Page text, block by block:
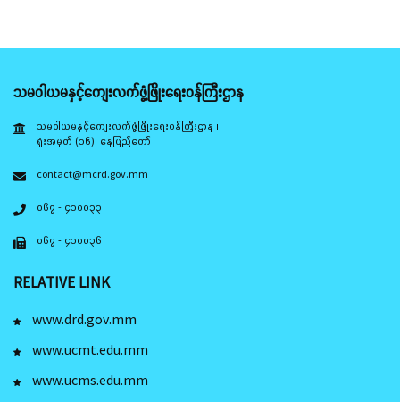
သမဝါယမနှင့်ကျေးလက်ဖွံ့ဖြိုးရေးဝန်ကြီးဌာန
သမဝါယမနှင့်ကျေးလက်ဖွံ့ဖြိုးရေးဝန်ကြီးဌာန ၊
ရုံးအမှတ် (၁၆)၊ နေပြည်တော်
contact@mcrd.gov.mm
၀၆၇ - ၄၁၀၀၃၃
၀၆၇ - ၄၁၀၀၃၆
RELATIVE LINK
www.drd.gov.mm
www.ucmt.edu.mm
www.ucms.edu.mm